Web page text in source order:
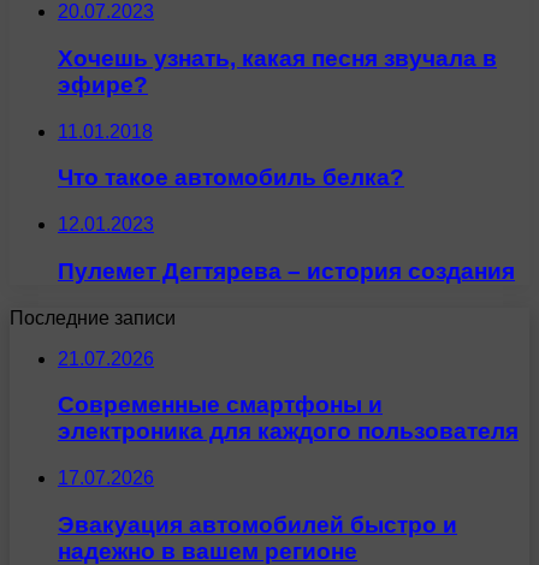
20.07.2023
Хочешь узнать, какая песня звучала в
эфире?
11.01.2018
Что такое автомобиль белка?
12.01.2023
Пулемет Дегтярева – история создания
Последние записи
21.07.2026
Современные смартфоны и
электроника для каждого пользователя
17.07.2026
Эвакуация автомобилей быстро и
надежно в вашем регионе